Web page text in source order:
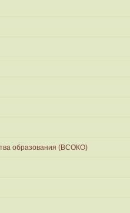
образования (ВСОКО)